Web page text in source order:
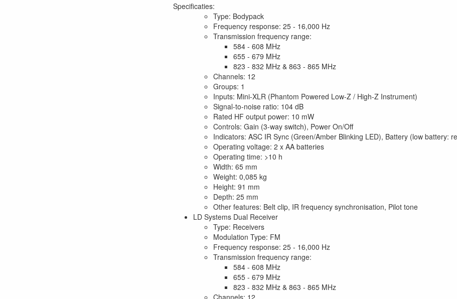
Specificaties:
Type: Bodypack
Frequency response: 25 - 16,000 Hz
Transmission frequency range:
584 - 608 MHz
655 - 679 MHz
823 - 832 MHz & 863 - 865 MHz
Channels: 12
Groups: 1
Inputs: Mini-XLR (Phantom Powered Low-Z / High-Z Instrument)
Signal-to-noise ratio: 104 dB
Rated HF output power: 10 mW
Controls: Gain (3-way switch), Power On/Off
Indicators: ASC IR Sync (Green/Amber Blinking LED), Battery (low battery:
Operating voltage: 2 x AA batteries
Operating time: >10 h
Width: 65 mm
Weight: 0,085 kg
Height: 91 mm
Depth: 25 mm
Other features: Belt clip, IR frequency synchronisation, Pilot tone
LD Systems Dual Receiver
Type: Receivers
Modulation Type: FM
Frequency response: 25 - 16,000 Hz
Transmission frequency range:
584 - 608 MHz
655 - 679 MHz
823 - 832 MHz & 863 - 865 MHz
Channels: 12